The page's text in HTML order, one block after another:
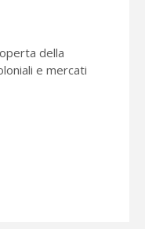
della
e mercati